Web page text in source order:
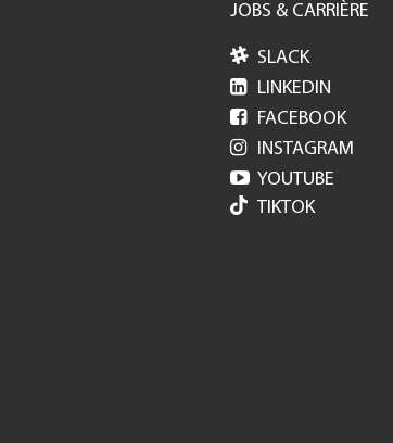
JOBS & CARRIÈRE
 SLACK
 LINKEDIN
 FACEBOOK
 INSTAGRAM
 YOUTUBE
TIKTOK